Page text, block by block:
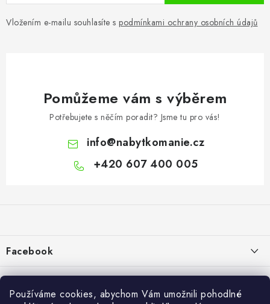
Používáme cookies, abychom Vám umožnili pohodlné
Vložením e-mailu souhlasíte s podmínkami ochrany osobních údajů
Pomůžeme vám s výběrem
Potřebujete s něčím poradit? Jsme tu pro vás!
info@nabytkomanie.cz
+420 607 400 005
a
í
Facebook